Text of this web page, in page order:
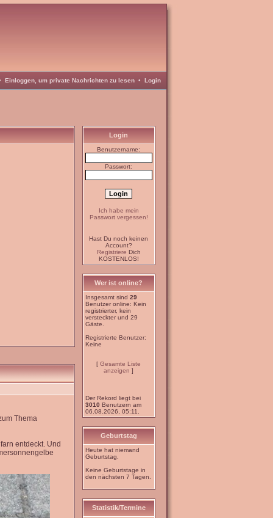
Einloggen, um private Nachrichten zu lesen• Login
Thema
entdeckt. Und
Login
Benutzername:
Passwort:
Ich habe mein
Passwort vergessen!
Hast Du noch keinen
Account?
Registriere Dich
KOSTENLOS!
Wer ist online?
Insgesamt sind 29
Benutzer online: Kein
registrierter, kein
versteckter und 29
Gäste.
Registrierte Benutzer:
Keine
[ Gesamte Liste
anzeigen ]
Der Rekord liegt bei
3010 Benutzern am
06.08.2026, 05:11.
Geburtstag
Heute hat niemand
Geburtstag.
Keine Geburtstage in
den nächsten 7 Tagen.
Statistik/Termine